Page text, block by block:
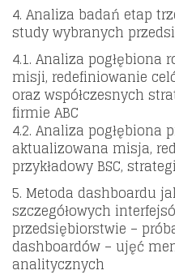
4. Analiza badań etap
study wybranych
4.1. Analiza pogłębiona
misji, redefiniowanie
oraz współczesnych
firmie ABC
4.2. Analiza pogłębiona
aktualizowana misja,
przykładowy BSC,
5. Metoda dashboardu
szczegółowych
przedsiębiorstwie –
dashboardów – ujęć
analitycznych